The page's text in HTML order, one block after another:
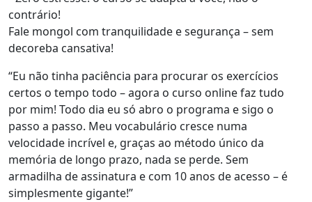
contrário!
Fale mongol com tranquilidade e segurança – sem
decoreba cansativa!
“Eu não tinha paciência para procurar os exercícios
certos o tempo todo – agora o curso online faz tudo
por mim! Todo dia eu só abro o programa e sigo o
passo a passo. Meu vocabulário cresce numa
velocidade incrível e, graças ao método único da
memória de longo prazo, nada se perde. Sem
armadilha de assinatura e com 10 anos de acesso – é
simplesmente gigante!”